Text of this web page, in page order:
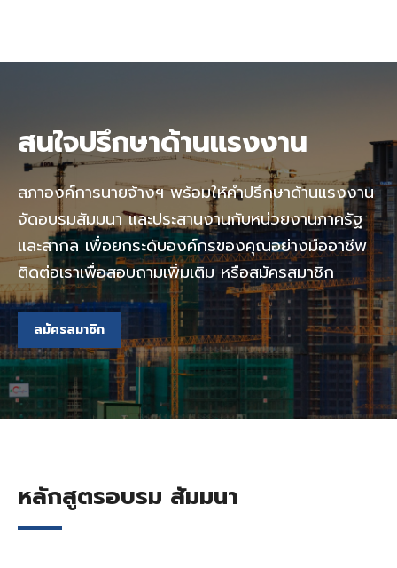
สนใจปรึกษาด้านแรงงาน
สภาองค์การนายจ้างฯ พร้อมให้คำปรึกษาด้านแรงงาน
จัดอบรมสัมมนา และประสานงานกับหน่วยงานภาครัฐ
และสากล เพื่อยกระดับองค์กรของคุณอย่างมืออาชีพ
ติดต่อเราเพื่อสอบถามเพิ่มเติม หรือสมัครสมาชิก
สมัครสมาชิก
หลักสูตรอบรม สัมมนา